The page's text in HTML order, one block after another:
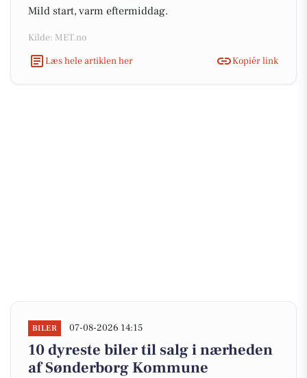
Mild start, varm eftermiddag.
Kilde: MET.no
Læs hele artiklen her
Kopiér link
BILER 07-08-2026 14:15
10 dyreste biler til salg i nærheden
af Sønderborg Kommune